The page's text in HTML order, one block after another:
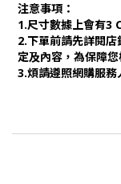
注意事項：
1.尺寸數據上會有3
2.下單前請先詳閱
定及內容，為保障
3.煩請遵照網購服